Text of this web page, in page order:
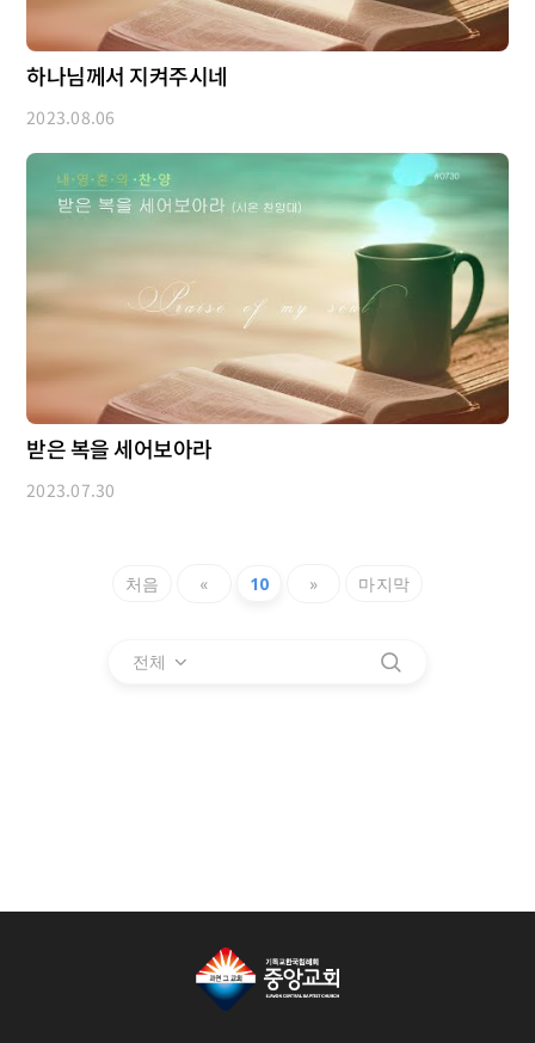
하나님께서 지켜주시네
2023.08.06
받은 복을 세어보아라
2023.07.30
처음 « 10 » 마지막
전체